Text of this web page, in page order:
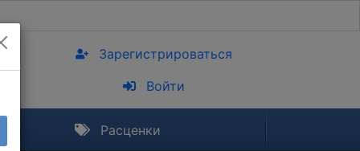
Зарегистрироваться
Войти
Расценки